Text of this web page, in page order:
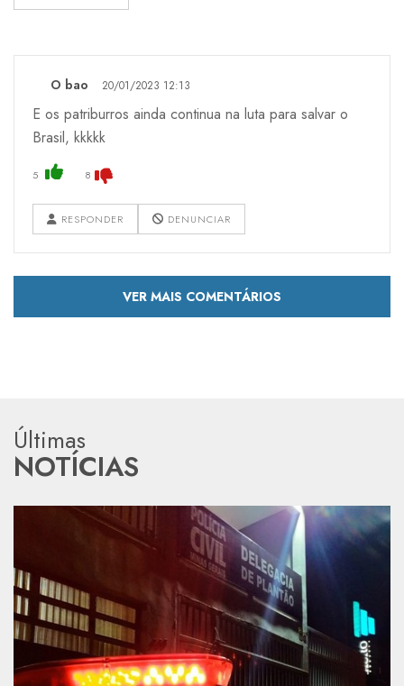
O bao 20/01/2023 12:13
E os patriburros ainda continua na luta para salvar o
Brasil, kkkkk
5 8
RESPONDER DENUNCIAR
VER MAIS COMENTÁRIOS
Últimas
NOTÍCIAS